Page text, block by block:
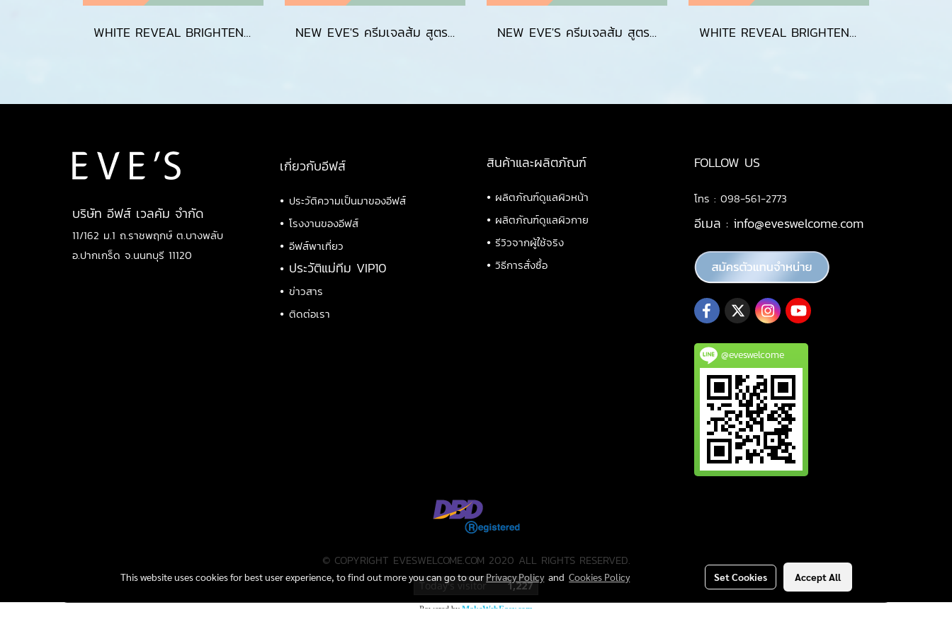
WHITE REVEAL BRIGHTENING CREAM GEL NEW EVE'S ครีมเจลส้ม สูตรใหม่ CREAM GLE EVES Moisturizer มอยส์เจอร์ไรเซอร์ กันแดดซันเจลอีฟส์ ของแท้ เนื้อเจล SPF 50+ PA++++ บางเบา เกลี่ยง่าย ป้องกันผิวจากแสงแดด UVA/UVB แสงสีฟ้า ไม่เหนียว เกลี่ยง่าย คุมมัน เหมาะกับทุกสภาพผิว NEW EVE'S ครีมเจลส้ม สูตรใหม่ CREAM GLE EVES Moisturizer มอยส์เจอร์ไรเซอร์ กันแดดซันเจลอีฟส์ ของแท้ เนื้อเจล SPF 50+ PA++++ บางเบา เกลี่ยง่าย ป้องกันผิวจากแสงแดด UVA/UVB แสงสีฟ้า ไม่เหนียว เกลี่ยง่าย คุมมัน เหมาะกับทุกสภาพผิว WHITE REVEAL BRIGHTENING CREAM GEL(copy)
บริษัท อีฟส์ เวลคัม จำกัด
11/162 ม.1 ถ.ราชพฤกษ์ ต.บางพลับ
อ.ปากเกร็ด จ.นนทบุรี 11120
เกี่ยวกับอีฟส์
• ประวัติความเป็นมาของอีฟส์
• โรงงานของอีฟส์
• อีฟส์พาเที่ยว
• ประวัติแม่ทีม VIP10
• ข่าวสาร
• ติดต่อเรา
สินค้าและผลิตภัณฑ์
• ผลิตภัณฑ์ดูแลผิวหน้า
• ผลิตภัณฑ์ดูแลผิวกาย
• รีวิวจากผู้ใช้จริง
• วิธีการสั่งซื้อ
FOLLOW US
โทร : 098-561-2773
อีเมล : info@eveswelcome.com
@eveswelcome
© COPYRIGHT EVESWELCOME.COM 2020 ALL RIGHTS RESERVED.
Today's visitor 1,227
Powered by MakeWebEasy.com
This website uses cookies for best user experience, to find out more you can go to ourPrivacy PolicyandCookies Policy Set Cookies Accept All